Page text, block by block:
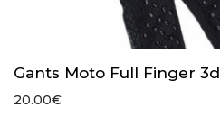
Gants Moto Full Finger 3d
20.00€